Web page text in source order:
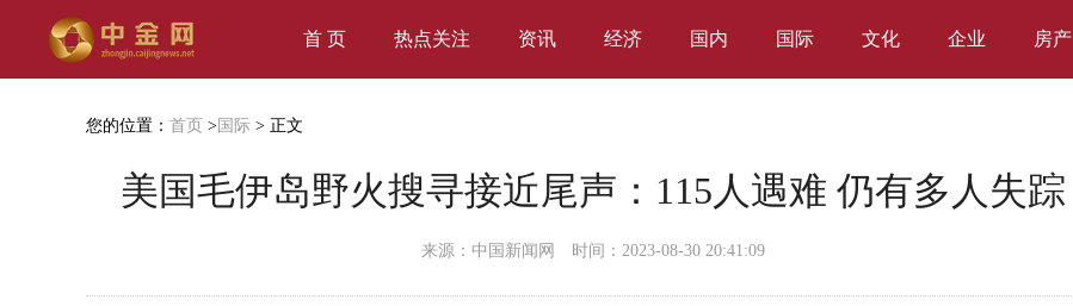
首 页 热点关注 资讯 经济 国内 国际 文化 企业 房产
您的位置： 首页 > 国际 > 正文
美国毛伊岛野火搜寻接近尾声：115人遇难 仍有多人失踪
来源：中国新闻网 时间：2023-08-30 20:41:09